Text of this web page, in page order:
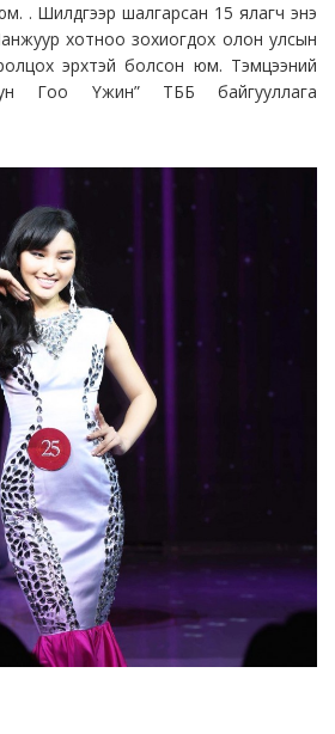
. Шилдгээр шалгарсан 15 ялагч энэ
хотноо зохиогдох олон улсын
эрхтэй болсон юм. Тэмцээний
Гоо Үжин” ТББ байгууллага